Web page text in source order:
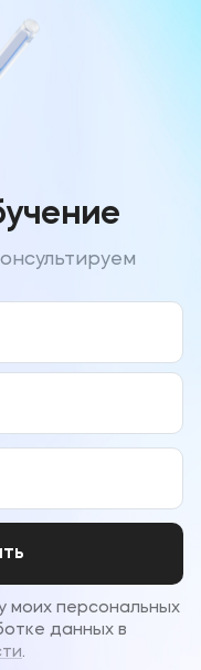
моих персональных
данных в
.